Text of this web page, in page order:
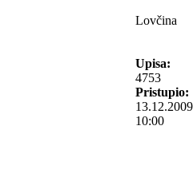
Lovčina
Upisa:
4753
Pristupio:
10:00